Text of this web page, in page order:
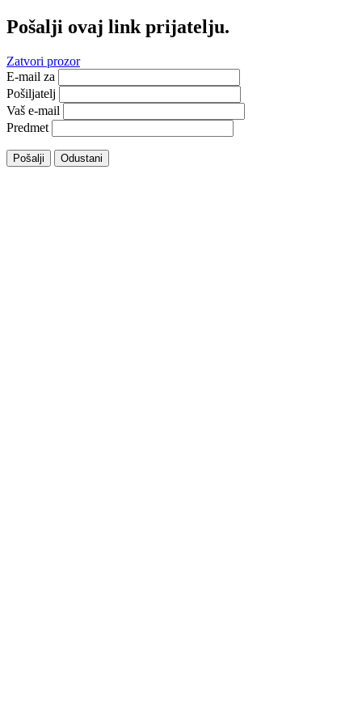
Pošalji ovaj link prijatelju.
Zatvori prozor
E-mail za
Pošiljatelj
Vaš e-mail
Predmet
Pošalji Odustani